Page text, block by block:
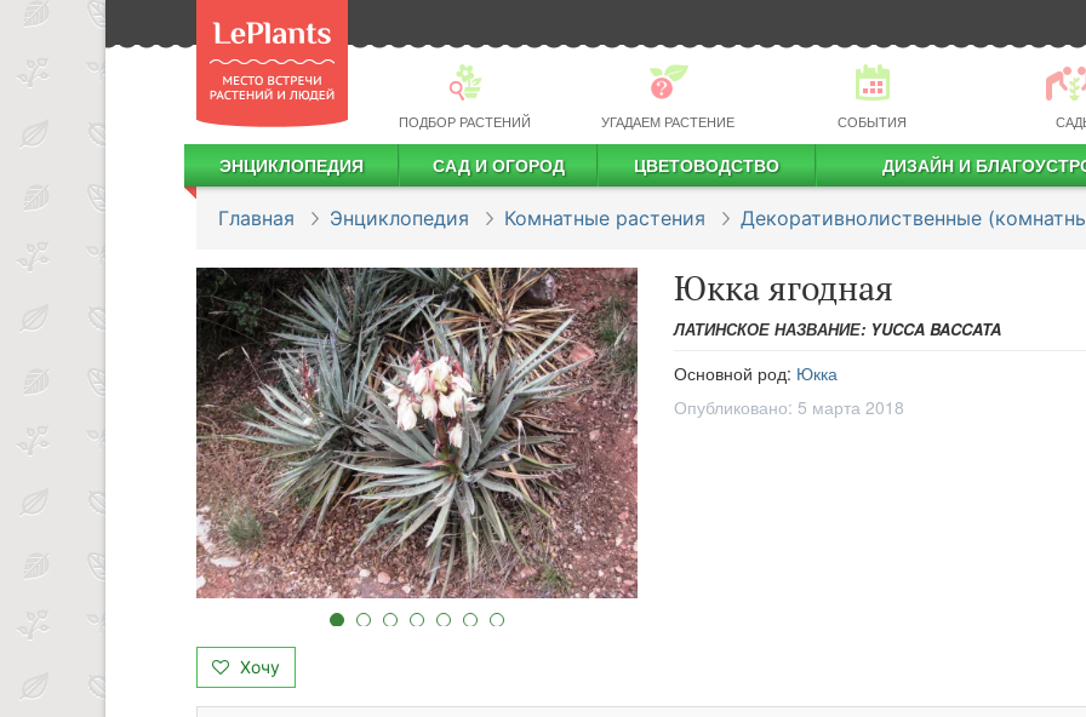
ПОДБОР РАСТЕНИЙ УГАДАЕМ РАСТЕНИЕ СОБЫТИЯ
ЭНЦИКЛОПЕДИЯ САД И ОГОРОД ЦВЕТОВОДСТВО ДИЗАЙН И
Главная Энциклопедия Комнатные растения Декоративнолиственные
Юкка ягодная
ЛАТИНСКОЕ НАЗВАНИЕ: YUCCA BACCATA
Основной род: Юкка
Опубликовано: 5 марта 2018
Хочу